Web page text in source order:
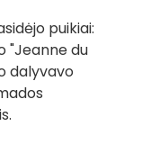
puikiai:
"Jeanne du
dalyvavo